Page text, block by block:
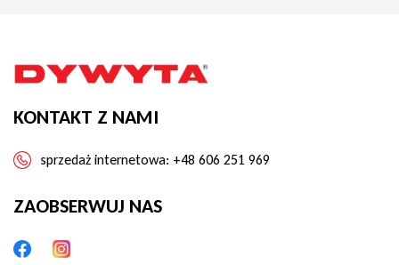
KONTAKT Z NAMI
sprzedaż internetowa: +48 606 251 969
ZAOBSERWUJ NAS